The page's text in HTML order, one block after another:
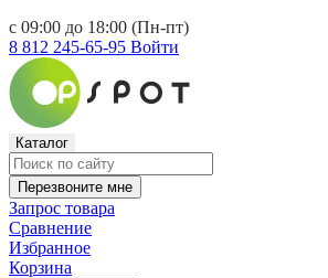
с 09:00 до 18:00 (Пн-пт)
8 812 245-65-95 Войти
Каталог
Перезвоните мне
Запрос товара
Сравнение
Избранное
Корзина